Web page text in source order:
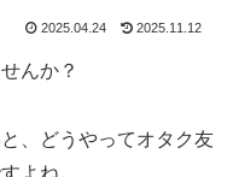
2025.04.24 2025.11.12
んか？
、どうやってオタク友
よね。